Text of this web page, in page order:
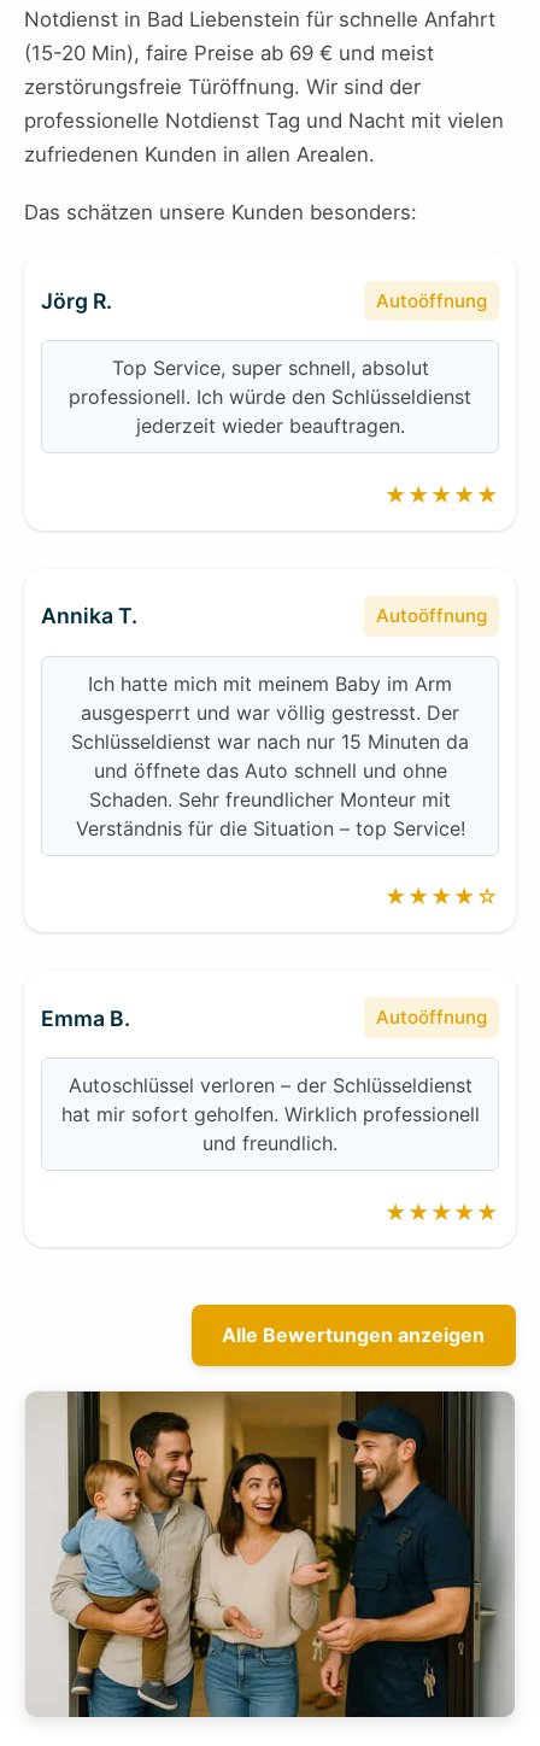
Notdienst in Bad Liebenstein für schnelle Anfahrt
(15-20 Min), faire Preise ab 69 € und meist
zerstörungsfreie Türöffnung. Wir sind der
professionelle Notdienst Tag und Nacht mit vielen
zufriedenen Kunden in allen Arealen.
Das schätzen unsere Kunden besonders:
Jörg R. Autoöffnung
Top Service, super schnell, absolut
professionell. Ich würde den Schlüsseldienst
jederzeit wieder beauftragen.
★★★★★
Annika T. Autoöffnung
Ich hatte mich mit meinem Baby im Arm
ausgesperrt und war völlig gestresst. Der
Schlüsseldienst war nach nur 15 Minuten da
und öffnete das Auto schnell und ohne
Schaden. Sehr freundlicher Monteur mit
Verständnis für die Situation – top Service!
★★★★☆
Emma B. Autoöffnung
Autoschlüssel verloren – der Schlüsseldienst
hat mir sofort geholfen. Wirklich professionell
und freundlich.
★★★★★
Alle Bewertungen anzeigen